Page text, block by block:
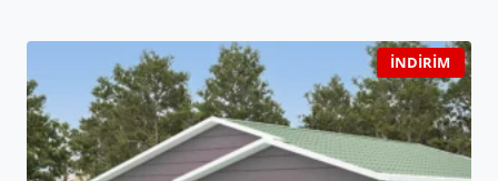
İNDIRIM